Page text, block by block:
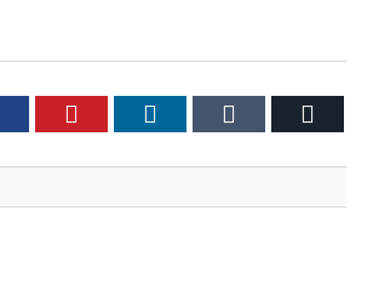
Facebook Pinterest LinkedIn Tumblr